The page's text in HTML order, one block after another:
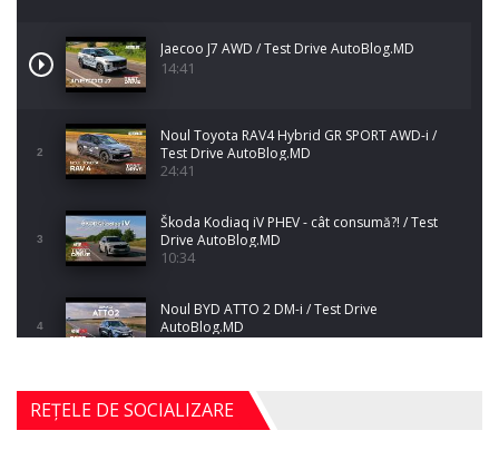
Jaecoo J7 AWD / Test Drive AutoBlog.MD
14:41
2
Noul Toyota RAV4 Hybrid GR SPORT AWD-i /
Test Drive AutoBlog.MD
24:41
3
Škoda Kodiaq iV PHEV - cât consumă?! / Test
Drive AutoBlog.MD
10:34
4
Noul BYD ATTO 2 DM-i / Test Drive
AutoBlog.MD
17:35
5
Noul Mercedes-Benz S-Class facelift (S 580
4MATIC V223) / Test Drive AutoBlog.MD
27:33
REȚELE DE SOCIALIZARE